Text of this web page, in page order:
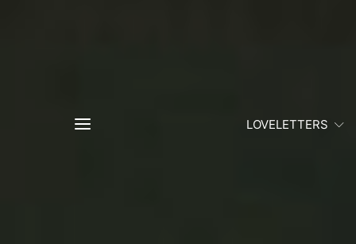
LOVELETTERS